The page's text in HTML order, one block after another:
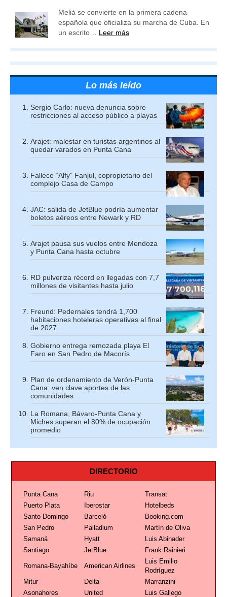
Meliá se convierte en la primera cadena
española que oficializa su marcha de Cuba. En
un escrito… Leer más
Lo más leído
Sergio Carlo: nueva denuncia sobre
restricciones al acceso público a playas
Arajet: malestar en turistas argentinos al
quedar varados en Punta Cana
Fallece “Alfy” Fanjul, copropietario del
complejo Casa de Campo
JAC: salida de JetBlue podría aumentar
boletos aéreos entre Newark y RD
Arajet pausa sus vuelos entre Mendoza
y Punta Cana hasta octubre
RD pulveriza récord en llegadas con 7,7
millones de visitantes hasta julio
Freund: Pedernales tendrá 1,700
habitaciones hoteleras operativas al final
de 2027
Gobierno entrega remozada playa El
Faro en San Pedro de Macorís
Plan de ordenamiento de Verón-Punta
Cana: ven clave aportes de las
comunidades
La Romana, Bávaro-Punta Cana y
Miches superan el 80% de ocupación
promedio
DIRECTORIO
Punta Cana Riu
Transat
Puerto Plata
Iberostar
Hotelbeds
Santo Domingo
Barceló
Booking.com
San Pedro
Palladium
Martín de Oliva
Samaná
Hyatt
Luis Abinader
Santiago
JetBlue Frank Rainieri
Romana-Bayahíbe American Airlines
Luis Emilio
Rodríguez
Mitur
Delta
Marranzini
Asonahores
United Luis Gallego